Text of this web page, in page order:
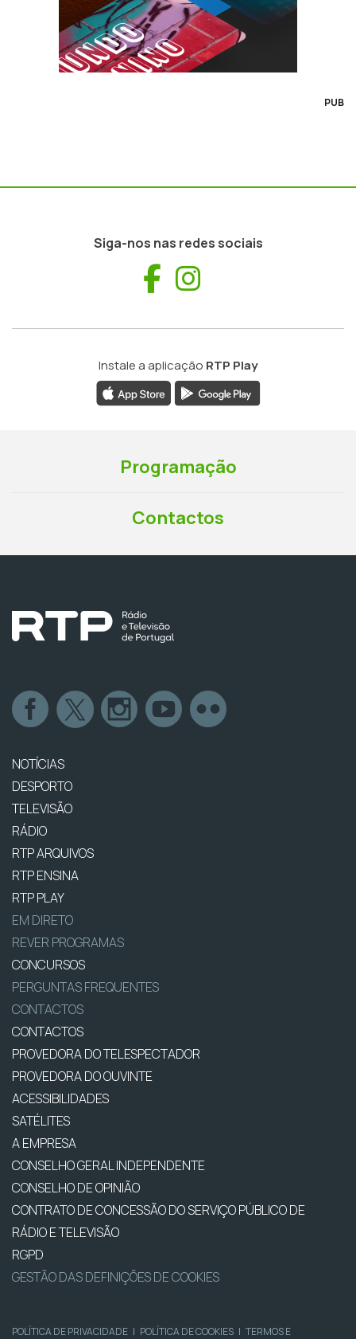
PUB
Siga-nos nas redes sociais
Facebook
Instale a aplicação RTP Play
Programação
Contactos
NOTÍCIAS
DESPORTO
TELEVISÃO
RÁDIO
RTP ARQUIVOS
RTP ENSINA
RTP PLAY
EM DIRETO
REVER PROGRAMAS
CONCURSOS
PERGUNTAS FREQUENTES
CONTACTOS
CONTACTOS
PROVEDORA DO TELESPECTADOR
PROVEDORA DO OUVINTE
ACESSIBILIDADES
SATÉLITES
A EMPRESA
CONSELHO GERAL INDEPENDENTE
CONSELHO DE OPINIÃO
CONTRATO DE CONCESSÃO DO SERVIÇO PÚBLICO DE
RÁDIO E TELEVISÃO
RGPD
GESTÃO DAS DEFINIÇÕES DE COOKIES
POLÍTICA DE PRIVACIDADE | POLÍTICA DE COOKIES | TERMOS E